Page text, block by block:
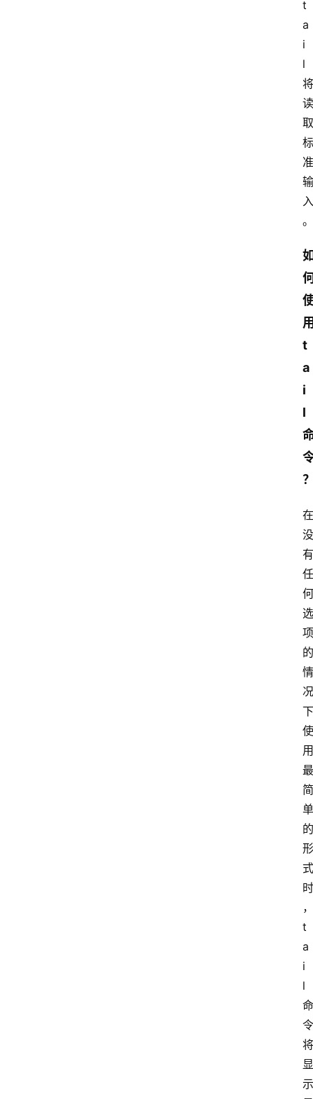
t
a
i
l
将
读
取
标
准
输
入
。
t
a
i
l
在
没
有
任
何
选
项
的
情
况
下
使
用
最
简
单
的
形
式
时
，
t
a
i
l
命
令
将
显
示